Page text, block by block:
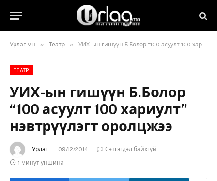
Урлаг.мн » Театр » УИХ-ын гишүүн Б.Болор “100 асуулт 100 хариулт” нэвтрүүлэгт оролцжээ
ТЕАТР
УИХ-ын гишүүн Б.Болор
“100 асуулт 100 хариулт”
нэвтрүүлэгт оролцжээ
Урлаг 09/12/2014
Сэтгэгдэл байхгүй
1 минут уншина